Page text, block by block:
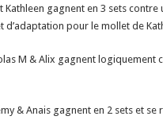
Kathleen gagnent en 3 sets
d’adaptation pour le mollet de
M & Alix gagnent logiquement
& Anais gagnent en 2 sets et